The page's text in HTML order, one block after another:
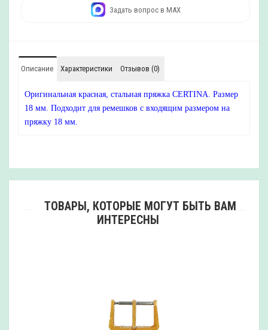
Задать вопрос в MAX
Описание Характеристики Отзывов (0)
Оригинальная красная, стальная пряжка CERTINA. Размер
18 мм. Подходит для ремешков с входящим размером на
пряжку 18 мм.
ТОВАРЫ, КОТОРЫЕ МОГУТ БЫТЬ ВАМ
ИНТЕРЕСНЫ